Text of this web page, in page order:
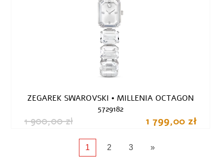
ZEGAREK SWAROVSKI • MILLENIA OCTAGON
5729182
1 900,00 zł 1 799,00 zł
1 2 3 »